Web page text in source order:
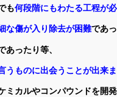
も何段階にもわたる工程が
な傷が入り除去が困難であっ
あったり等、
うものに出会うことが出来
ミカルやコンパウンドを開